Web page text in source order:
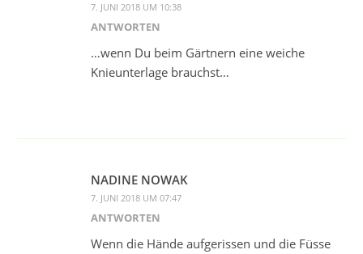
7. JUNI 2018 UM 10:38
ANTWORTEN
…wenn Du beim Gärtnern eine weiche
Knieunterlage brauchst…
NADINE NOWAK
7. JUNI 2018 UM 07:47
ANTWORTEN
Wenn die Hände aufgerissen und die Füsse